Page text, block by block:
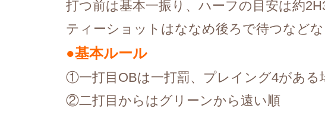
打つ前は基本一振り、ハーフの目安は約
ティーショットはななめ後ろで待つなどな
●基本ルール
①一打目OBは一打罰、プレイング4がある
②二打目からはグリーンから遠い順